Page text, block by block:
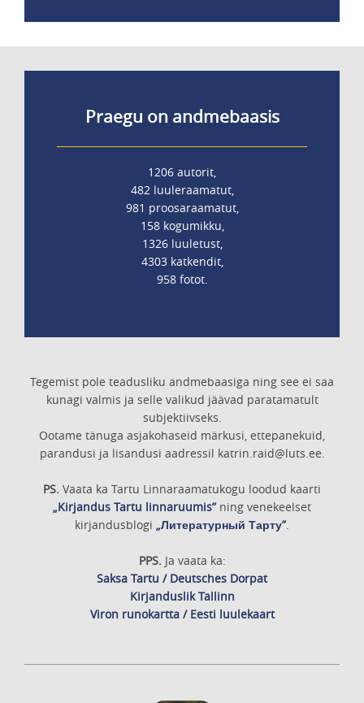
Praegu on andmebaasis
1206 autorit,
482 luuleraamatut,
981 proosaraamatut,
158 kogumikku,
1326 luuletust,
4303 katkendit,
958 fotot.
Tegemist pole teadusliku andmebaasiga ning see ei saa
kunagi valmis ja selle valikud jäävad paratamatult
subjektiivseks.
Ootame tänuga asjakohaseid märkusi, ettepanekuid,
parandusi ja lisandusi aadressil katrin.raid@luts.ee.
PS. Vaata ka Tartu Linnaraamatukogu loodud kaarti
„Kirjandus Tartu linnaruumis”ning venekeelset
kirjandusblogi „Литературный Тарту”.
PPS. Ja vaata ka:
Saksa Tartu / Deutsches Dorpat
Kirjanduslik Tallinn
Viron runokartta / Eesti luulekaart